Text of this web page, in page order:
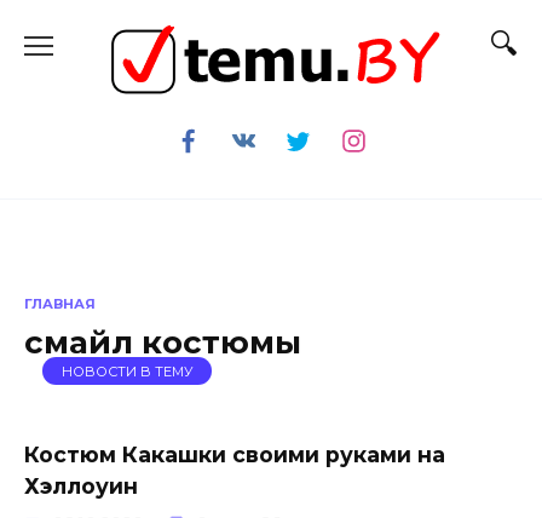
содержанию
ГЛАВНАЯ
смайл костюмы
НОВОСТИ В ТЕМУ
Костюм Какашки своими руками на
Хэллоуин